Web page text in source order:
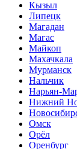
Кызыл
Липецк
Магадан
Магас
Майкоп
Махачкала
Мурманск
Нальчик
Нарьян-
Нижний
Омск
Орёл
Оренбург